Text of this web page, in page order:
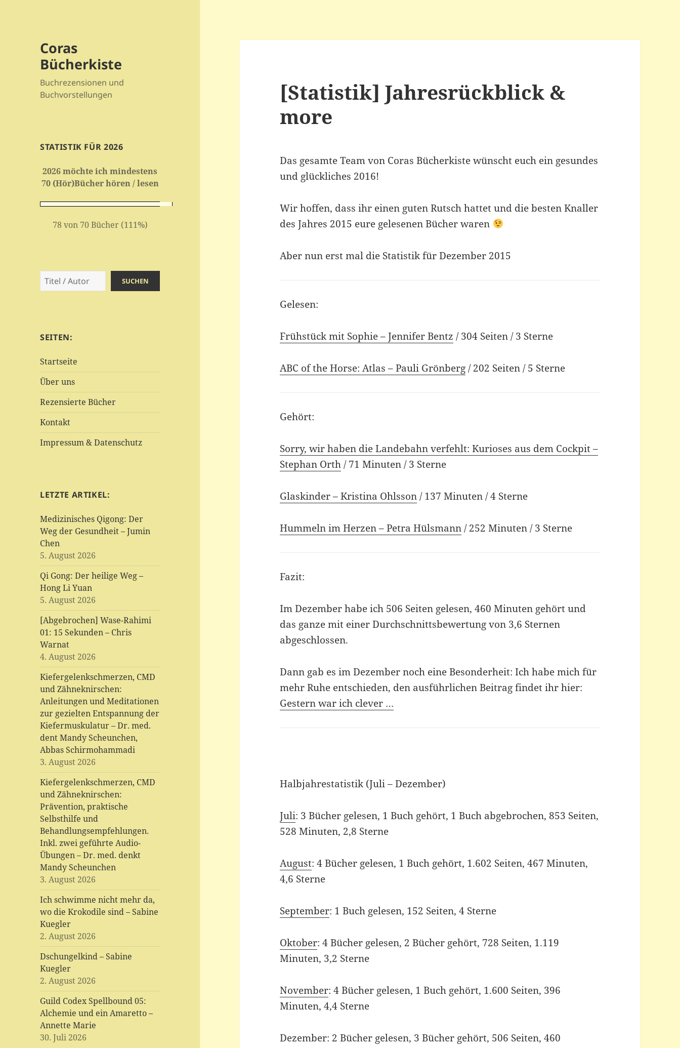
Coras
Bücherkiste
Buchrezensionen und
Buchvorstellungen
STATISTIK FÜR 2026
2026 möchte ich mindestens
70 (Hör)Bücher hören / lesen
78 von 70 Bücher (111%)
Suchen SUCHEN
SEITEN:
Startseite
Über uns
Rezensierte Bücher
Kontakt
Impressum & Datenschutz
LETZTE ARTIKEL:
Medizinisches Qigong: Der
Weg der Gesundheit – Jumin
Chen
5. August 2026
Qi Gong: Der heilige Weg –
Hong Li Yuan
5. August 2026
[Abgebrochen] Wase-Rahimi
01: 15 Sekunden – Chris
Warnat
4. August 2026
Kiefergelenkschmerzen, CMD
und Zähneknirschen:
Anleitungen und Meditationen
zur gezielten Entspannung der
Kiefermuskulatur – Dr. med.
dent Mandy Scheunchen,
Abbas Schirmohammadi
3. August 2026
Kiefergelenkschmerzen, CMD
und Zähneknirschen:
Prävention, praktische
Selbsthilfe und
Behandlungsempfehlungen.
Inkl. zwei geführte Audio-
Übungen – Dr. med. denkt
Mandy Scheunchen
3. August 2026
Ich schwimme nicht mehr da,
wo die Krokodile sind – Sabine
Kuegler
2. August 2026
Dschungelkind – Sabine
Kuegler
2. August 2026
Guild Codex Spellbound 05:
Alchemie und ein Amaretto –
Annette Marie
30. Juli 2026
[Statistik] Jahresrückblick &
more
Das gesamte Team von Coras Bücherkiste wünscht euch ein gesundes
und glückliches 2016!
Wir hoffen, dass ihr einen guten Rutsch hattet und die besten Knaller
des Jahres 2015 eure gelesenen Bücher waren
Aber nun erst mal die Statistik für Dezember 2015
Gelesen:
Frühstück mit Sophie – Jennifer Bentz / 304 Seiten / 3 Sterne
ABC of the Horse: Atlas – Pauli Grönberg/ 202 Seiten / 5 Sterne
Gehört:
Sorry, wir haben die Landebahn verfehlt: Kurioses aus dem Cockpit –
Stephan Orth/ 71 Minuten / 3 Sterne
Glaskinder – Kristina Ohlsson/ 137 Minuten / 4 Sterne
Hummeln im Herzen – Petra Hülsmann/ 252 Minuten / 3 Sterne
Fazit:
Im Dezember habe ich 506 Seiten gelesen, 460 Minuten gehört und
das ganze mit einer Durchschnittsbewertung von 3,6 Sternen
abgeschlossen.
Dann gab es im Dezember noch eine Besonderheit: Ich habe mich für
mehr Ruhe entschieden, den ausführlichen Beitrag findet ihr hier:
Gestern war ich clever …
Halbjahrestatistik (Juli – Dezember)
Juli: 3 Bücher gelesen, 1 Buch gehört, 1 Buch abgebrochen, 853 Seiten,
528 Minuten, 2,8 Sterne
August: 4 Bücher gelesen, 1 Buch gehört, 1.602 Seiten, 467 Minuten,
4,6 Sterne
September: 1 Buch gelesen, 152 Seiten, 4 Sterne
Oktober: 4 Bücher gelesen, 2 Bücher gehört, 728 Seiten, 1.119
Minuten, 3,2 Sterne
November: 4 Bücher gelesen, 1 Buch gehört, 1.600 Seiten, 396
Minuten, 4,4 Sterne
Dezember: 2 Bücher gelesen, 3 Bücher gehört, 506 Seiten, 460